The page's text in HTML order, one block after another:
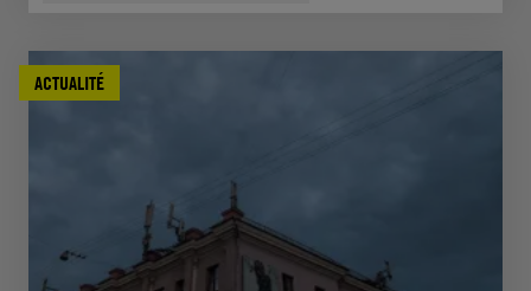
ACTUALITÉ